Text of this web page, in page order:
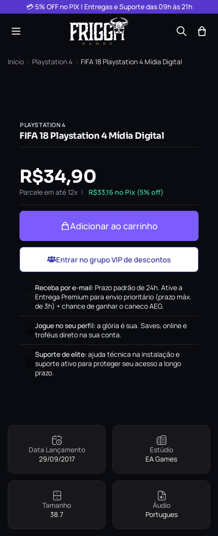
Pular para o conteúdo
💳 5% OFF no PIX | Entregas e Suporte das 09h às 21h
Início › Playstation 4 › FIFA 18 Playstation 4 Mídia Digital
PLAYSTATION 4
FIFA 18 Playstation 4 Mídia Digital
R$34,90
Parcele em até 12x R$33,16 no Pix (5% off)
Adicionar ao carrinho
Entrar no grupo VIP de descontos
Receba por e-mail: Prazo padrão de 24h. Ative a
Entrega Premium para envio prioritário (prazo máx.
de 3h) + chance de ganhar o caneco AEG.
Jogue no seu perfil: a glória é sua. Saves, online e
troféus direto na sua conta.
Suporte de elite: ajuda técnica na instalação e
suporte ativo para proteger seu acesso a longo
prazo.
Data Lançamento
29/09/2017
Estúdio
EA Games
Tamanho
38.7
Áudio
Portugues